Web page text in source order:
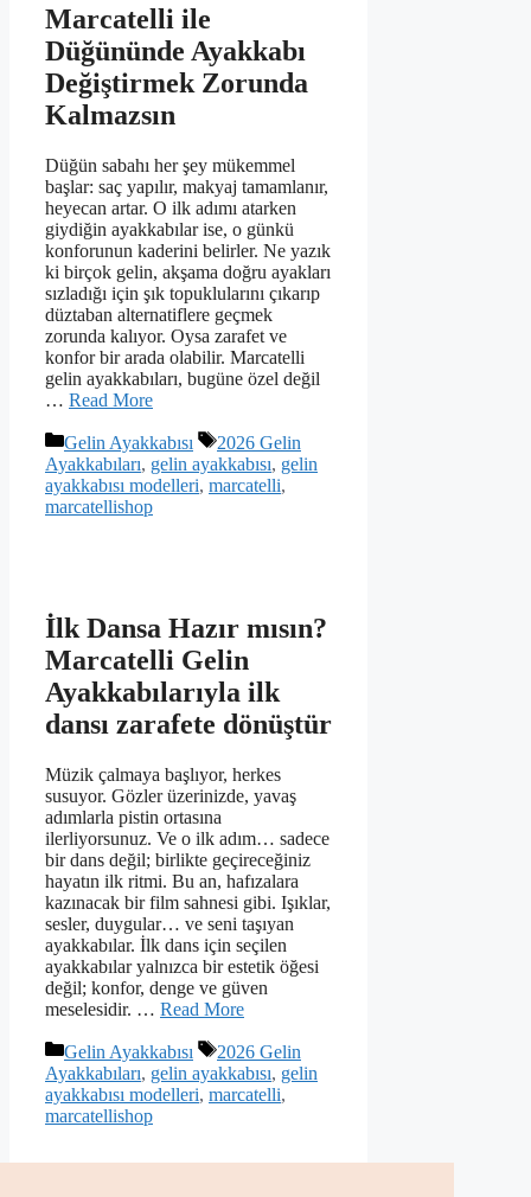
Marcatelli ile
Düğününde Ayakkabı
Değiştirmek Zorunda
Kalmazsın
Düğün sabahı her şey mükemmel
başlar: saç yapılır, makyaj tamamlanır,
heyecan artar. O ilk adımı atarken
giydiğin ayakkabılar ise, o günkü
konforunun kaderini belirler. Ne yazık
ki birçok gelin, akşama doğru ayakları
sızladığı için şık topuklularını çıkarıp
düztaban alternatiflere geçmek
zorunda kalıyor. Oysa zarafet ve
konfor bir arada olabilir. Marcatelli
gelin ayakkabıları, bugüne özel değil
… Read More
Kategoriler
Gelin Ayakkabısı Etiketler
2026 Gelin
Ayakkabıları, gelin ayakkabısı, gelin
ayakkabısı modelleri, marcatelli,
marcatellishop
İlk Dansa Hazır mısın?
Marcatelli Gelin
Ayakkabılarıyla ilk
dansı zarafete dönüştür
Müzik çalmaya başlıyor, herkes
susuyor. Gözler üzerinizde, yavaş
adımlarla pistin ortasına
ilerliyorsunuz. Ve o ilk adım… sadece
bir dans değil; birlikte geçireceğiniz
hayatın ilk ritmi. Bu an, hafızalara
kazınacak bir film sahnesi gibi. Işıklar,
sesler, duygular… ve seni taşıyan
ayakkabılar. İlk dans için seçilen
ayakkabılar yalnızca bir estetik öğesi
değil; konfor, denge ve güven
meselesidir. … Read More
Kategoriler
Gelin Ayakkabısı Etiketler
2026 Gelin
Ayakkabıları, gelin ayakkabısı, gelin
ayakkabısı modelleri, marcatelli,
marcatellishop